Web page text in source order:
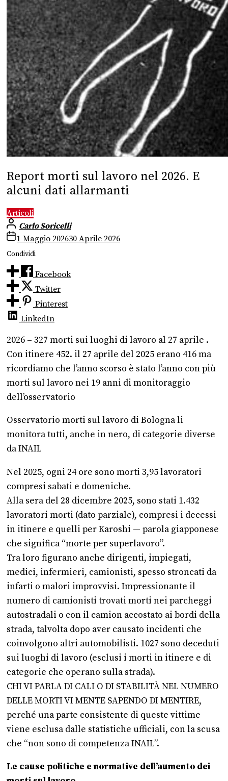
Report morti sul lavoro nel 2026. E
alcuni dati allarmanti
Articoli
Carlo Soricelli
1 Maggio 202630 Aprile 2026
Condividi
Facebook
Twitter
Pinterest
LinkedIn
2026 – 327 morti sui luoghi di lavoro al 27 aprile .
Con itinere 452. il 27 aprile del 2025 erano 416 ma
ricordiamo che l’anno scorso è stato l’anno con più
morti sul lavoro nei 19 anni di monitoraggio
dell’osservatorio
Osservatorio morti sul lavoro di Bologna li
monitora tutti, anche in nero, di categorie diverse
da INAIL
Nel 2025, ogni 24 ore sono morti 3,95 lavoratori
compresi sabati e domeniche.
Alla sera del 28 dicembre 2025, sono stati 1.432
lavoratori morti (dato parziale), compresi i decessi
in itinere e quelli per Karoshi — parola giapponese
che significa “morte per superlavoro”.
Tra loro figurano anche dirigenti, impiegati,
medici, infermieri, camionisti, spesso stroncati da
infarti o malori improvvisi. Impressionante il
numero di camionisti trovati morti nei parcheggi
autostradali o con il camion accostato ai bordi della
strada, talvolta dopo aver causato incidenti che
coinvolgono altri automobilisti. 1027 sono deceduti
sui luoghi di lavoro (esclusi i morti in itinere e di
categorie che operano sulla strada).
CHI VI PARLA DI CALI O DI STABILITÀ NEL NUMERO
DELLE MORTI VI MENTE SAPENDO DI MENTIRE,
perché una parte consistente di queste vittime
viene esclusa dalle statistiche ufficiali, con la scusa
che “non sono di competenza INAIL”.
Le cause politiche e normative dell’aumento dei